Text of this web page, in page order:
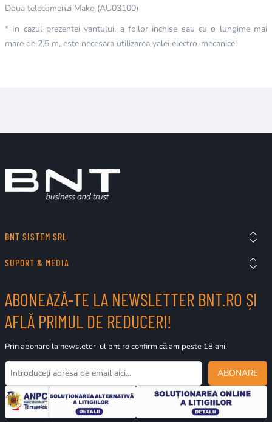
Doua telecomenzi Mako (AU03100)
* In cazul prezentei vantului, a foilor inchise sau cu o lungime mai
mare de 2,5 m, este necesara utilizarea yalei electro-mecanice!
BNT SISTEM SRL
SUPORT & MEDIA
ABONEAZĂ-TE LA NEWSLETTER BNT.RO ȘI
AFLĂ PRIMUL DE REDUCERI!
Prin abonare la newsleter-ul bnt.ro confirm că am peste 18 ani.
ABONARE